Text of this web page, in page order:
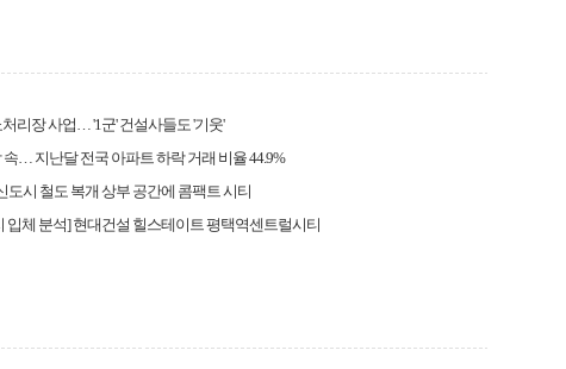
처리장 사업… '1군' 건설사들도 '기웃'
속… 지난달 전국 아파트 하락 거래 비율 44.9%
도시 철도 복개 상부 공간에 콤팩트 시티
입체 분석] 현대건설 힐스테이트 평택역센트럴시티